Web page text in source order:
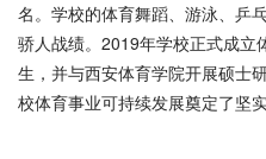
名。学校的体育舞蹈、游泳、乒
骄人战绩。2019年学校正式成立
生，并与西安体育学院开展硕士
校体育事业可持续发展奠定了坚实